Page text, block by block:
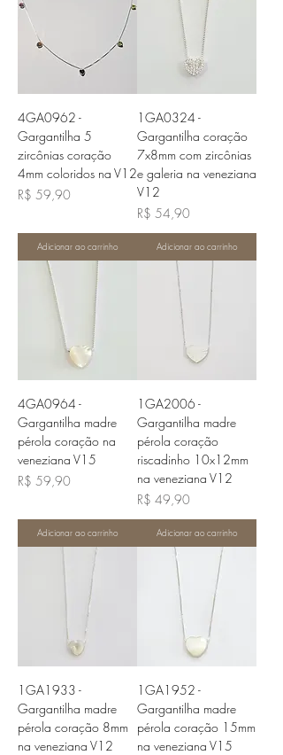
4GA0962 -
Gargantilha 5
zircônias coração
4mm coloridos na V12
Preço
R$ 59,90
Adicionar ao carrinho
1GA0324 -
Gargantilha coração
7x8mm com zircônias
e galeria na veneziana
V12
Preço
R$ 54,90
Adicionar ao carrinho
4GA0964 -
Gargantilha madre
pérola coração na
veneziana V15
Preço
R$ 59,90
Adicionar ao carrinho
1GA2006 -
Gargantilha madre
pérola coração
riscadinho 10x12mm
na veneziana V12
Preço
R$ 49,90
Adicionar ao carrinho
1GA1933 -
Gargantilha madre
pérola coração 8mm
na veneziana V12
1GA1952 -
Gargantilha madre
pérola coração 15mm
na veneziana V15